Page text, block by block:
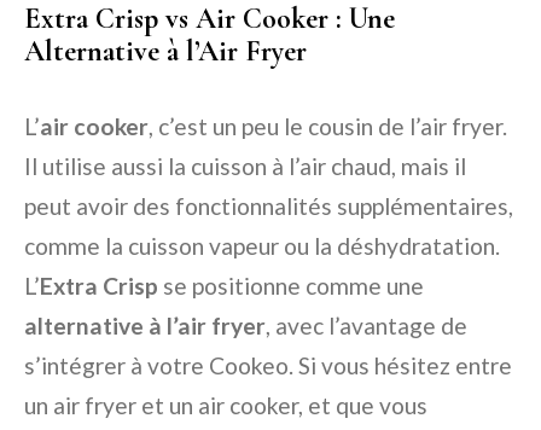
Extra Crisp vs Air Cooker : Une
Alternative à l’Air Fryer
L’air cooker, c’est un peu le cousin de l’air fryer.
Il utilise aussi la cuisson à l’air chaud, mais il
peut avoir des fonctionnalités supplémentaires,
comme la cuisson vapeur ou la déshydratation.
L’Extra Crisp se positionne comme une
alternative à l’air fryer, avec l’avantage de
s’intégrer à votre Cookeo. Si vous hésitez entre
un air fryer et un air cooker, et que vous